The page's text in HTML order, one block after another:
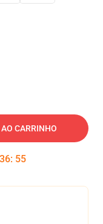
CARRINHO
36: 54